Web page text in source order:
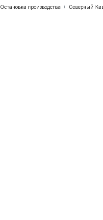
Остановка производства Северный